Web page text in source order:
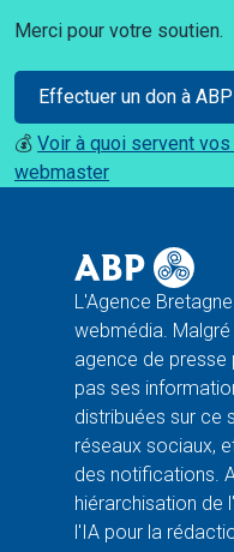
Merci pour votre soutien.
Effectuer un don à ABP
💰 Voir à quoi servent
webmaster
L'Agence
webmédia.
agence de presse
pas ses
distribuées sur ce
réseaux sociaux,
des notifications.
hiérarchisation de
l'IA pour la